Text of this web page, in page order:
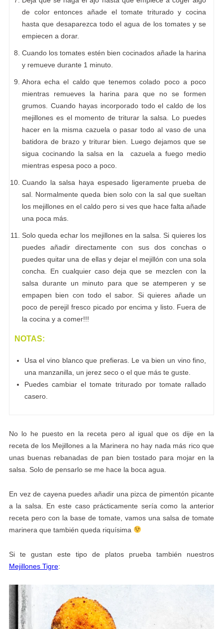
de color entonces añade el tomate triturado y cocina
hasta que desaparezca todo el agua de los tomates y se
empiecen a dorar.
Cuando los tomates estén bien cocinados añade la harina
y remueve durante 1 minuto.
Ahora echa el caldo que tenemos colado poco a poco
mientras remueves la harina para que no se formen
grumos. Cuando hayas incorporado todo el caldo de los
mejillones es el momento de triturar la salsa. Lo puedes
hacer en la misma cazuela o pasar todo al vaso de una
batidora de brazo y triturar bien. Luego dejamos que se
sigua cocinando la salsa en la cazuela a fuego medio
mientras espesa poco a poco.
Cuando la salsa haya espesado ligeramente prueba de
sal. Normalmente queda bien solo con la sal que sueltan
los mejillones en el caldo pero si ves que hace falta añade
una poca más.
Solo queda echar los mejillones en la salsa. Si quieres los
puedes añadir directamente con sus dos conchas o
puedes quitar una de ellas y dejar el mejillón con una sola
concha. En cualquier caso deja que se mezclen con la
salsa durante un minuto para que se atemperen y se
empapen bien con todo el sabor. Si quieres añade un
poco de perejil fresco picado por encima y listo. Fuera de
la cocina y a comer!!!
NOTAS:
Usa el vino blanco que prefieras. Le va bien un vino fino,
una manzanilla, un jerez seco o el que más te guste.
Puedes cambiar el tomate triturado por tomate rallado
casero.
No lo he puesto en la receta pero al igual que os dije en la
receta de los Mejillones a la Marinera no hay nada más rico que
unas buenas rebanadas de pan bien tostado para mojar en la
salsa. Solo de pensarlo se me hace la boca agua.
En vez de cayena puedes añadir una pizca de pimentón picante
a la salsa. En este caso prácticamente sería como la anterior
receta pero con la base de tomate, vamos una salsa de tomate
marinera que también queda riquísima
Si te gustan este tipo de platos prueba también nuestros
Mejillones Tigre: